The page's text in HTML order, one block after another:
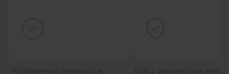
Wystawienie po teleporadzie.
Załącz dokumentację